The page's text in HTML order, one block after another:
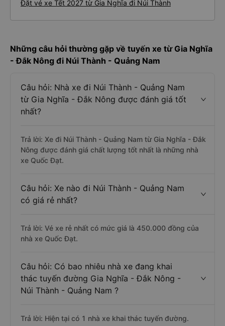
Đặt vé xe Tết 2027 từ Gia Nghĩa đi Núi Thành
Những câu hỏi thường gặp về tuyến xe từ Gia Nghĩa
- Đắk Nông đi Núi Thành - Quảng Nam
Câu hỏi: Nhà xe đi Núi Thành - Quảng Nam
từ Gia Nghĩa - Đắk Nông được đánh giá tốt
nhất?
Trả lời: Xe đi Núi Thành - Quảng Nam từ Gia Nghĩa - Đắk
Nông được đánh giá chất lượng tốt nhất là những nhà
xe Quốc Đạt.
Câu hỏi: Xe nào đi Núi Thành - Quảng Nam
có giá rẻ nhất?
Trả lời: Vé xe rẻ nhất có mức giá là 450.000 đồng của
nhà xe Quốc Đạt.
Câu hỏi: Có bao nhiêu nhà xe đang khai
thác tuyến đường Gia Nghĩa - Đắk Nông -
Núi Thành - Quảng Nam ?
Trả lời: Hiện tại có 1 nhà xe khai thác tuyến đường.